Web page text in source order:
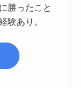
勝ったこと
験あり。